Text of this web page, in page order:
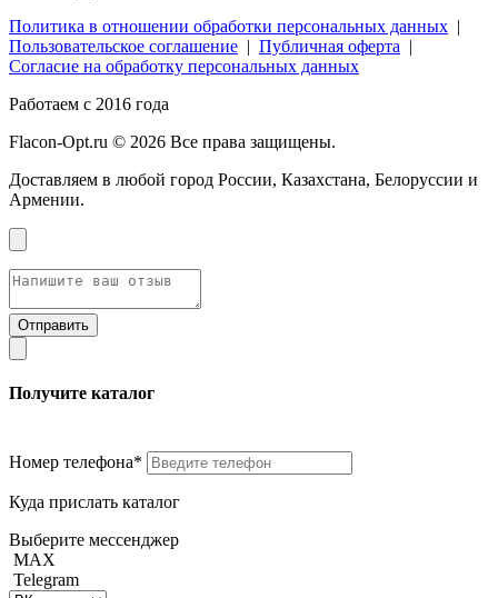
Политика в отношении обработки персональных данных |
Пользовательское соглашение | Публичная оферта |
Согласие на обработку персональных данных
Работаем с 2016 года
Flacon-Opt.ru © 2026 Все права защищены.
Доставляем в любой город России, Казахстана, Белоруссии и
Армении.
Получите каталог
Номер телефона*
Куда прислать каталог
Выберите мессенджер
MAX
Telegram